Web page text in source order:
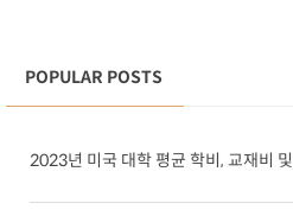
POPULAR POSTS
2023년 미국 대학 평균 학비, 교재비